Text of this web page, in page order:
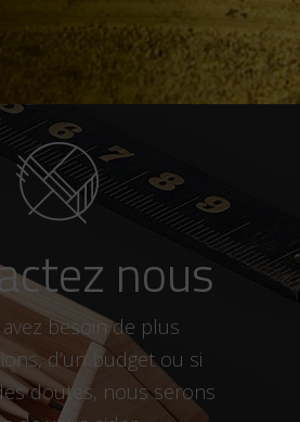
nous
avez besoin de plus
d’un budget ou si
doutes, nous serons